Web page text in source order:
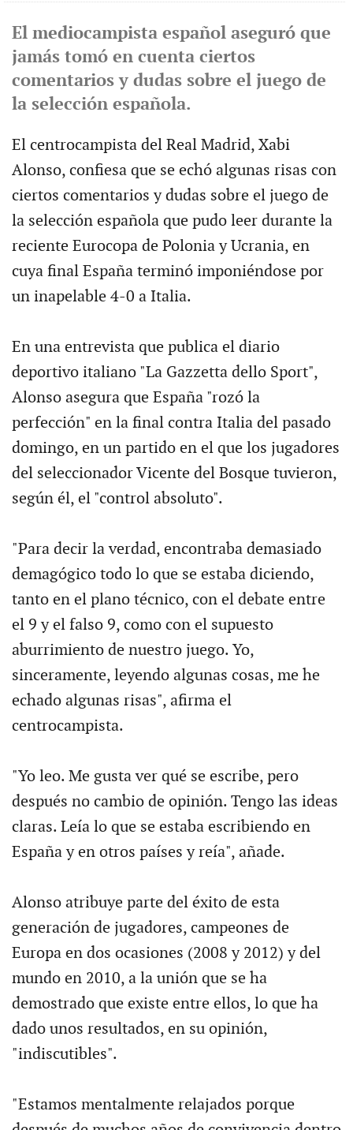
El mediocampista español aseguró que
jamás tomó en cuenta ciertos
comentarios y dudas sobre el juego de
la selección española.
El centrocampista del Real Madrid, Xabi
Alonso, confiesa que se echó algunas risas con
ciertos comentarios y dudas sobre el juego de
la selección española que pudo leer durante la
reciente Eurocopa de Polonia y Ucrania, en
cuya final España terminó imponiéndose por
un inapelable 4-0 a Italia.
En una entrevista que publica el diario
deportivo italiano "La Gazzetta dello Sport",
Alonso asegura que España "rozó la
perfección" en la final contra Italia del pasado
domingo, en un partido en el que los jugadores
del seleccionador Vicente del Bosque tuvieron,
según él, el "control absoluto".
"Para decir la verdad, encontraba demasiado
demagógico todo lo que se estaba diciendo,
tanto en el plano técnico, con el debate entre
el 9 y el falso 9, como con el supuesto
aburrimiento de nuestro juego. Yo,
sinceramente, leyendo algunas cosas, me he
echado algunas risas", afirma el
centrocampista.
"Yo leo. Me gusta ver qué se escribe, pero
después no cambio de opinión. Tengo las ideas
claras. Leía lo que se estaba escribiendo en
España y en otros países y reía", añade.
Alonso atribuye parte del éxito de esta
generación de jugadores, campeones de
Europa en dos ocasiones (2008 y 2012) y del
mundo en 2010, a la unión que se ha
demostrado que existe entre ellos, lo que ha
dado unos resultados, en su opinión,
"indiscutibles".
"Estamos mentalmente relajados porque